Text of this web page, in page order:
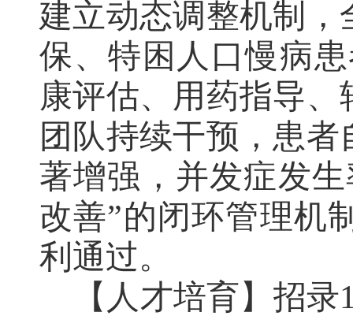
建立动态调整机制，
保、特困人口慢病
康评估、用药指导
团队持续干预，患
著增强，并发症发
改善”的闭环管理机
利通过。
【人才培育】 招录